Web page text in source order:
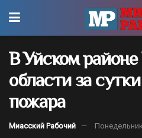
В Уйском
области за
пожара
Миасский Рабочий